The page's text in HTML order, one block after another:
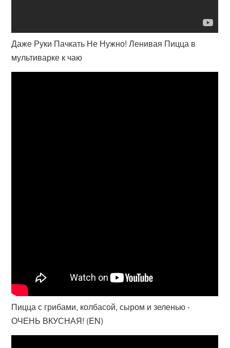
Даже Руки Пачкать Не Нужно! Ленивая Пицца в
мультиварке к чаю
Пицца с грибами, колбасой, сыром и зеленью -
ОЧЕНЬ ВКУСНАЯ! (EN)